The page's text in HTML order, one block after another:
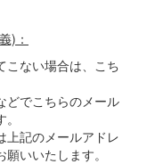
)：
こない場合は、こち
どでこちらのメール
上記のメールアドレ
いいたします。